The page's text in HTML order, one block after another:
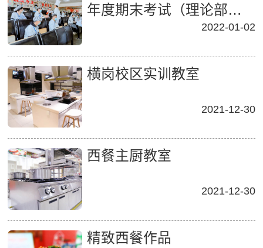
年度期末考试（理论部
2022-01-02
横岗校区实训教室
2021-12-30
西餐主厨教室
2021-12-30
精致西餐作品